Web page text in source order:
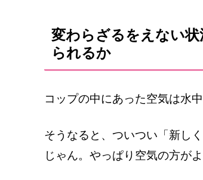
変わらざるをえない
られるか
コップの中にあった空気は水
そうなると、ついつい「新し
じゃん。やっぱり空気の方が